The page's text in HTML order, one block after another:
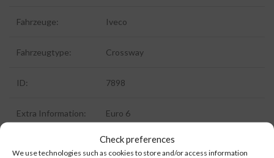
Check preferences
We use technologies such as cookies to store and/or access information
Fahrzeuge: Iveco
Fahrzeugtype: Crossway
ID: 7898
Extra Information: Euro 6